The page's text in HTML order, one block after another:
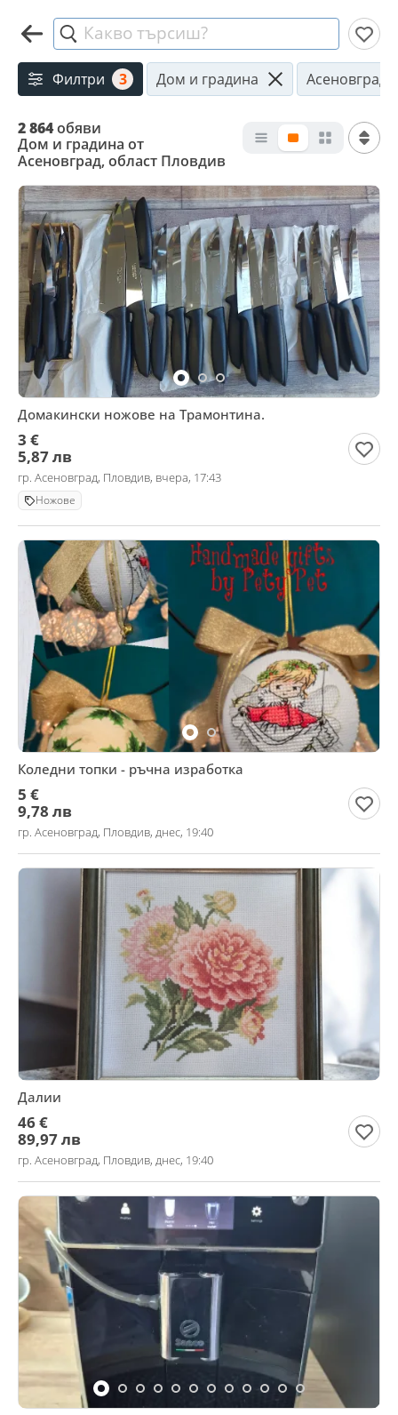
Какво търсиш?
Филтри 3 Дом и градина Асеновград
2 864обяви
Дом и градина от
Асеновград, област Пловдив
Домакински ножове на Трамонтина.
3 €
5,87 лв
гр. Асеновград, Пловдив, вчера, 17:43
Ножове
Коледни топки - ръчна изработка
5 €
9,78 лв
гр. Асеновград, Пловдив, днес, 19:40
Далии
46 €
89,97 лв
гр. Асеновград, Пловдив, днес, 19:40